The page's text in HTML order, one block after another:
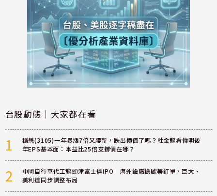
台股動態｜大家都在看
1
穩懋(3105)一年暴漲7倍又腰斬，跌出價值了嗎？杜金龍看懂明後
年EPS基本面：本益比25倍支撐價在哪？
2
中國自行車代工龍頭津富士達IPO 海外設廠搶歐美訂單，巨大、
美利達同步調整布局